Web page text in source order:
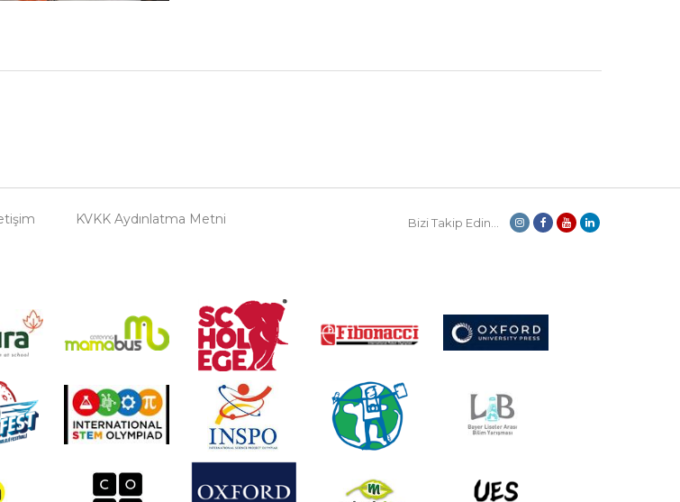
KVKK Aydınlatma Metni Bizi Takip Edin...